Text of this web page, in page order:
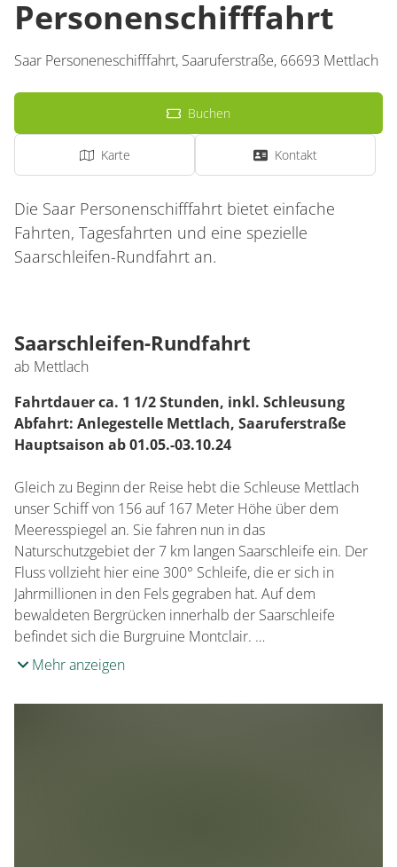
Personenschifffahrt
Saar Personeneschifffahrt, Saaruferstraße, 66693 Mettlach
Buchen
Karte Kontakt
Die Saar Personenschifffahrt bietet einfache
Fahrten, Tagesfahrten und eine spezielle
Saarschleifen-Rundfahrt an.
Saarschleifen-Rundfahrt
ab Mettlach
Fahrtdauer ca. 1 1/2 Stunden, inkl. Schleusung
Abfahrt: Anlegestelle Mettlach, Saaruferstraße
Hauptsaison ab 01.05.-03.10.24
Gleich zu Beginn der Reise hebt die Schleuse Mettlach
unser Schiff von 156 auf 167 Meter Höhe über dem
Meeresspiegel an. Sie fahren nun in das
Naturschutzgebiet der 7 km langen Saarschleife ein. Der
Fluss vollzieht hier eine 300° Schleife, die er sich in
Jahrmillionen in den Fels gegraben hat. Auf dem
bewaldeten Bergrücken innerhalb der Saarschleife
befindet sich die Burgruine Montclair. …
Mehr anzeigen